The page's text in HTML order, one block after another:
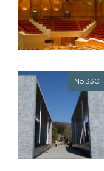
No.330